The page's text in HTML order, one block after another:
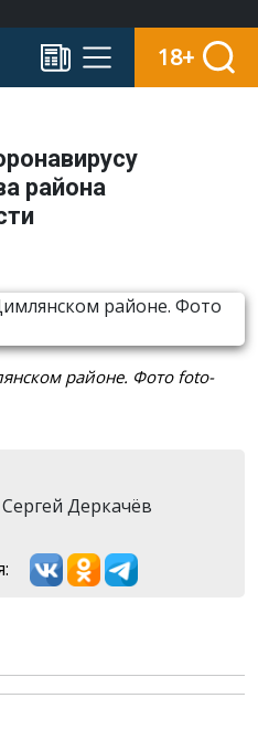
18+
района
районе. Фото foto-
Сергей Деркачёв